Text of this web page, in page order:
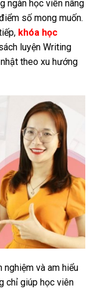
ngàn học viên nâng
số mong muốn.
khóa học
luyện Writing
theo xu hướng
nghiệm và am hiểu
chỉ giúp học viên